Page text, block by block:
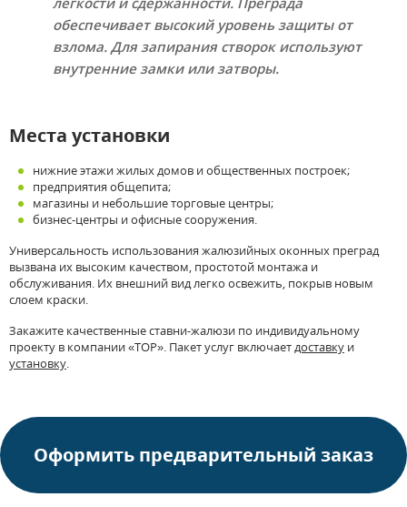
обеспечивает высокий уровень защиты от
взлома. Для запирания створок используют
внутренние замки или затворы.
Места установки
нижние этажи жилых домов и общественных построек;
предприятия общепита;
магазины и небольшие торговые центры;
бизнес-центры и офисные сооружения.
Универсальность использования жалюзийных оконных преград
вызвана их высоким качеством, простотой монтажа и
обслуживания. Их внешний вид легко освежить, покрыв новым
слоем краски.
Закажите качественные ставни-жалюзи по индивидуальному
проекту в компании «ТОР». Пакет услуг включаетдоставку и
установку.
Оформить предварительный заказ